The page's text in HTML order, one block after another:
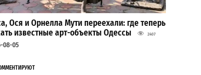
Ося и Орнелла Мути переехали: где теперь
известные арт-объекты Одессы
2407
08-05